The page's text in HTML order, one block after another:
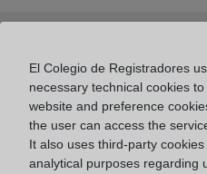
Cómo inscribir la
en el Registro de la
El Colegio de Registradores
necessary technical cookies
website and preference
the user can access the
It also uses third-party
analytical purposes regarding